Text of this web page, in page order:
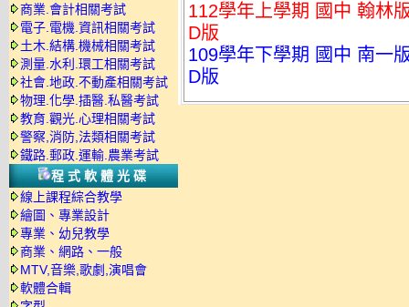
商業.會計相關考試
電子.電機.資訊相關考試
土木.結構.機械相關考試
測量.水利.環工相關考試
社會.地政.不動產相關考試
物理.化學.插醫.私醫考試
教育.觀光.心理相關考試
警察,消防,法類相關考試
鐵路.郵政.運輸.農業考試
程式軟體光碟
線上課程綜合教學
繪圖、專業設計
專業、幼兒教學
商業、網路、一般
MTV,音樂,歌劇,演唱會
軟體合輯
112學年上學期 國中 翰林
D版
109學年下學期 國中 南一
D版